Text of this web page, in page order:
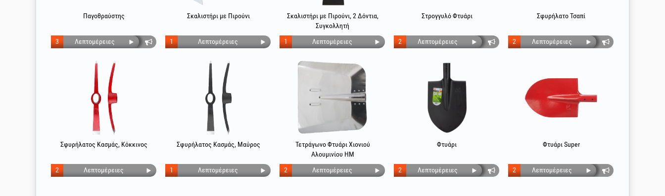
Παγοθραύστης
Λεπτομέρειες
3
Σκαλιστήρι με Πιρούνι
Λεπτομέρειες
1
Σκαλιστήρι με Πιρούνι, 2 Δόντια,
Συγκολλητή
Λεπτομέρειες
1
Στρογγυλό Φτυάρι
Λεπτομέρειες
2
Σφυρήλατο Τσαπί
Λεπτομέρειες
2
Σφυρήλατος Κασμάς, Κόκκινος
Λεπτομέρειες
2
Σφυρήλατος Κασμάς, Μαύρος
Λεπτομέρειες
1
Τετράγωνο Φτυάρι Χιονιού
Αλουμινίου HM
Λεπτομέρειες
2
Φτυάρι
Λεπτομέρειες
2
Φτυάρι Super
Λεπτομέρειες
2